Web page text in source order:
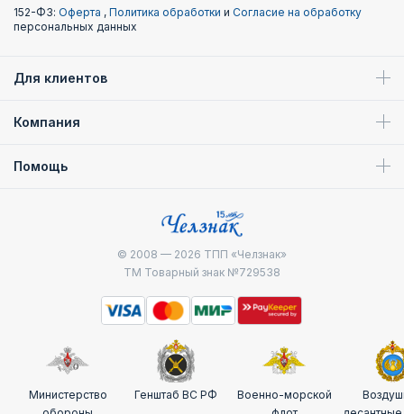
152-ФЗ: Оферта , Политика обработки и Согласие на обработку
персональных данных
Для клиентов
Компания
Помощь
© 2008 — 2026 ТПП «Челзнак»
ТМ Товарный знак №729538
Министерство
Генштаб ВС РФ
Военно-морской